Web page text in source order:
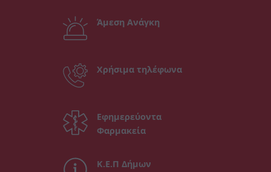
Άμεση Ανάγκη
Χρήσιμα τηλέφωνα
Εφημερεύοντα
Φαρμακεία
Κ.Ε.Π Δήμων